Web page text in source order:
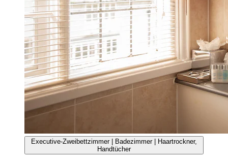
Executive-Zweibettzimmer | Badezimmer | Haartrockner,
Handtücher